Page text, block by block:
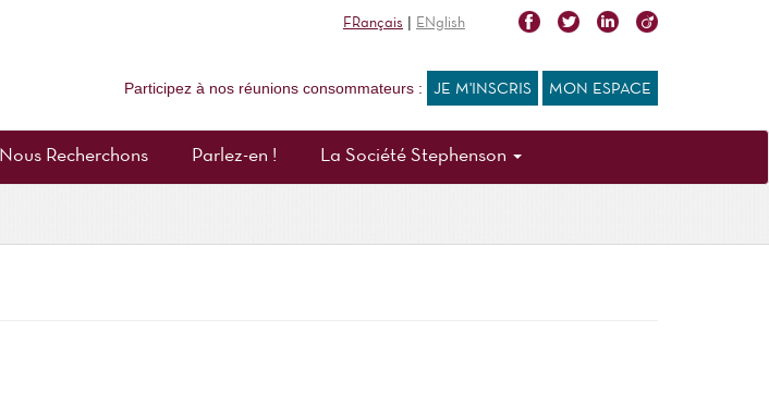
FRançais | ENglish
Participez à nos réunions consommateurs : JE M'INSCRIS MON ESPACE
Nous Recherchons Parlez-en ! La Société Stephenson